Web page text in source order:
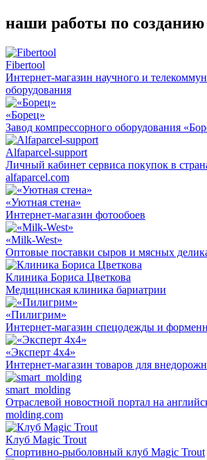
наши работы по созданию
Fibertool
Интернет-магазин научного и
оборудования
«Борец»
Завод компрессорного оборудования
Alfaparcel-support
Личный кабинет сервиса покупок в
alfaparcel.com
«Уютная стена»
Интернет-магазин фотообоев
«Milk-West»
Оптовые поставки сыров и мясных
Клиника Бориса Цветкова
Медицинская клиника бариатрии
«Пилигрим»
Интернет-магазин спецодежды и
«Эксперт 4х4»
Интернет-магазин товаров для
smart_molding
Отраслевой новостной портал на
molding.com
Клуб Magic Trout
Спортивно-рыболовный клуб Magic Trout